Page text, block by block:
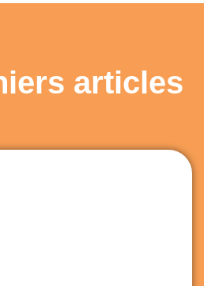
les yeux fermés !
articles